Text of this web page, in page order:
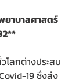
ยาบาลศาสตร์
โลกต่างประสบ
19 ซึ่งส่ง